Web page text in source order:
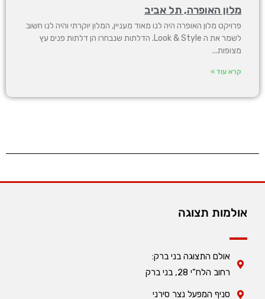
מלון האופרה, תל אביב
פרויקט מלון האופרה היה לנו מאוד מעניין, המלון יוקרתי והיה לנו חשוב
לשמר את ה Look & Style. הדלתות שנבחרו הן דלתות פנים עץ
מצופות
קרא עוד »
אולמות תצוגה
אולם התצוגה בני ברק:
רחוב הלח"י 28, בני ברק
סניף המפעל נצר סירני